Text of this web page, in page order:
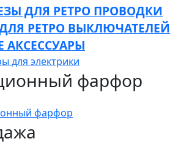
ДЛЯ РЕТРО ПРОВОДКИ
РЕТРО ВЫКЛЮЧАТЕЛЕЙ
АКСЕССУАРЫ
для электрики
фарфор
фарфор